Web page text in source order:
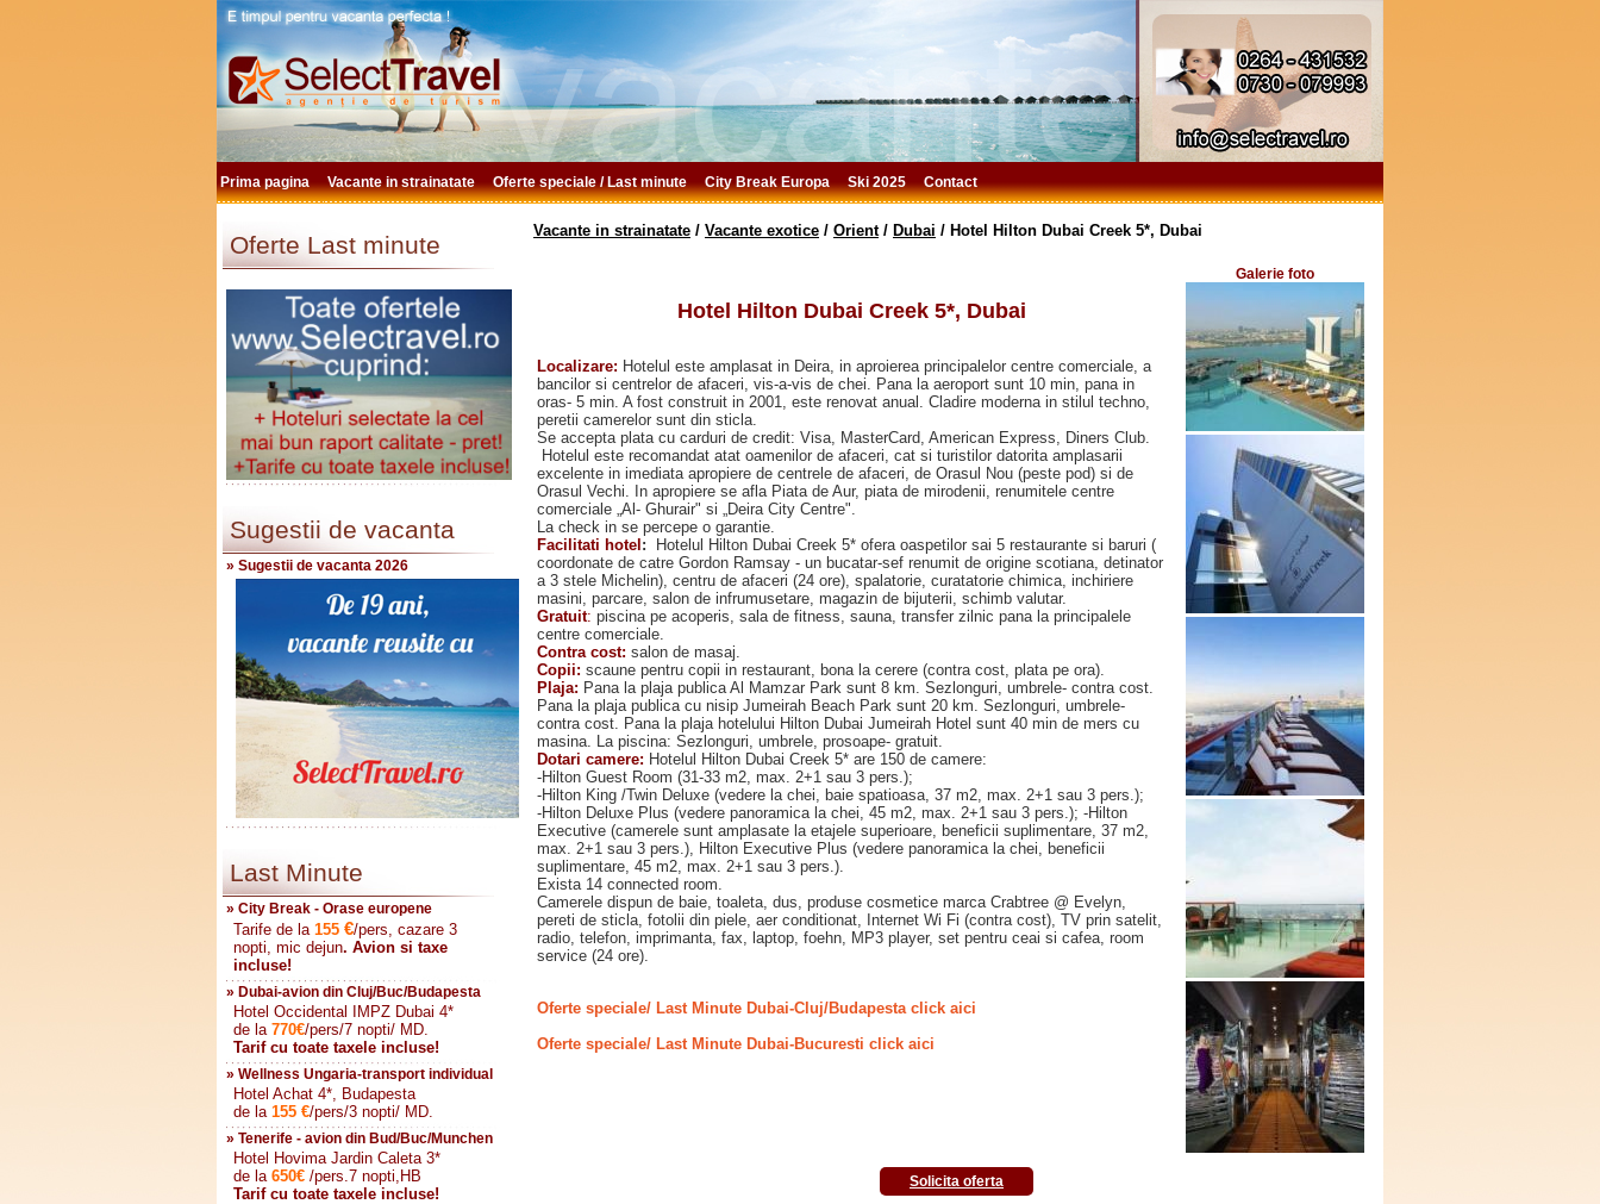
Prima pagina Vacante in strainatate Oferte speciale / Last minute City Break Europa Ski 2025 Contact
Oferte Last minute
Sugestii de vacanta
» Sugestii de vacanta 2026
Last Minute
» City Break - Orase europene
Tarife de la 155 €/pers, cazare 3
nopti, mic dejun. Avion si taxe
incluse!
» Dubai-avion din Cluj/Buc/Budapesta
Hotel Occidental IMPZ Dubai 4*
de la 770€/pers/7 nopti/ MD.
Tarif cu toate taxele incluse!
» Wellness Ungaria-transport individual
Hotel Achat 4*, Budapesta
de la 155 €/pers/3 nopti/ MD.
» Tenerife - avion din Bud/Buc/Munchen
Hotel Hovima Jardin Caleta 3*
de la 650€ /pers.7 nopti,HB
Tarif cu toate taxele incluse!
Vacante in strainatate / Vacante exotice / Orient/ Dubai / Hotel Hilton Dubai Creek 5*, Dubai
Hotel Hilton Dubai Creek 5*, Dubai
Localizare: Hotelul este amplasat in Deira, in aproierea principalelor centre comerciale, a
bancilor si centrelor de afaceri, vis-a-vis de chei. Pana la aeroport sunt 10 min, pana in
oras- 5 min. A fost construit in 2001, este renovat anual. Cladire moderna in stilul techno,
peretii camerelor sunt din sticla.
Se accepta plata cu carduri de credit: Visa, MasterCard, American Express, Diners Club.
Hotelul este recomandat atat oamenilor de afaceri, cat si turistilor datorita amplasarii
excelente in imediata apropiere de centrele de afaceri, de Orasul Nou (peste pod) si de
Orasul Vechi. In apropiere se afla Piata de Aur, piata de mirodenii, renumitele centre
comerciale „Al- Ghurair" si „Deira City Centre".
La check in se percepe o garantie.
Facilitati hotel :
Hotelul Hilton Dubai Creek 5* ofera oaspetilor sai 5 restaurante si baruri (
coordonate de catre Gordon Ramsay - un bucatar-sef renumit de origine scotiana, detinator
a 3 stele Michelin), centru de afaceri (24 ore), spalatorie, curatatorie chimica, inchiriere
masini, parcare, salon de infrumusetare, magazin de bijuterii, schimb valutar.
Gratuit: piscina pe acoperis, sala de fitness, sauna, transfer zilnic pana la principalele
centre comerciale.
Contra cost: salon de masaj.
Copii: scaune pentru copii in restaurant, bona la cerere (contra cost, plata pe ora).
Plaja: Pana la plaja publica Al Mamzar Park sunt 8 km. Sezlonguri, umbrele- contra cost.
Pana la plaja publica cu nisip Jumeirah Beach Park sunt 20 km. Sezlonguri, umbrele-
contra cost. Pana la plaja hotelului Hilton Dubai Jumeirah Hotel sunt 40 min de mers cu
masina. La piscina: Sezlonguri, umbrele, prosoape- gratuit.
Dotari camere: Hotelul Hilton Dubai Creek 5* are 150 de camere:
-Hilton Guest Room (31-33 m2, max. 2+1 sau 3 pers.);
-Hilton King /Twin Deluxe (vedere la chei, baie spatioasa, 37 m2, max. 2+1 sau 3 pers.);
-Hilton Deluxe Plus (vedere panoramica la chei, 45 m2, max. 2+1 sau 3 pers.); -Hilton
Executive (camerele sunt amplasate la etajele superioare, beneficii suplimentare, 37 m2,
max. 2+1 sau 3 pers.), Hilton Executive Plus (vedere panoramica la chei, beneficii
suplimentare, 45 m2, max. 2+1 sau 3 pers.).
Exista 14 connected room.
Camerele dispun de baie, toaleta, dus, produse cosmetice marca Crabtree @ Evelyn,
pereti de sticla, fotolii din piele, aer conditionat, Internet Wi Fi (contra cost), TV prin satelit,
radio, telefon, imprimanta, fax, laptop, foehn, MP3 player, set pentru ceai si cafea, room
service (24 ore).
Oferte speciale/ Last Minute Dubai-Cluj/Budapesta click aici
Oferte speciale/ Last Minute Dubai-Bucuresti click aici
Galerie foto
Solicita oferta